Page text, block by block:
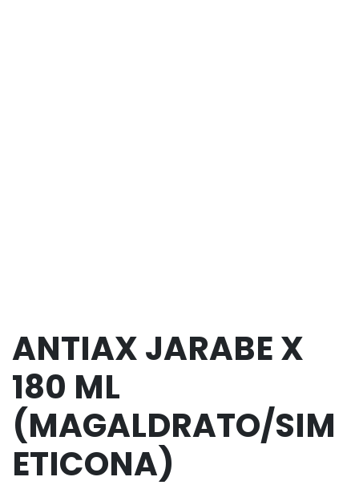
ANTIAX JARABE X
180 ML
(MAGALDRATO/SIM
ETICONA)